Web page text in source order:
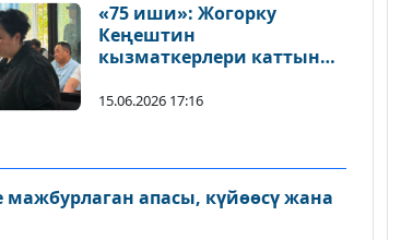
«75 иши»: Жогорку
Кеңештин
кызматкерлери каттын
айтып беришти
15.06.2026 17:16
апасы, күйөөсү жана